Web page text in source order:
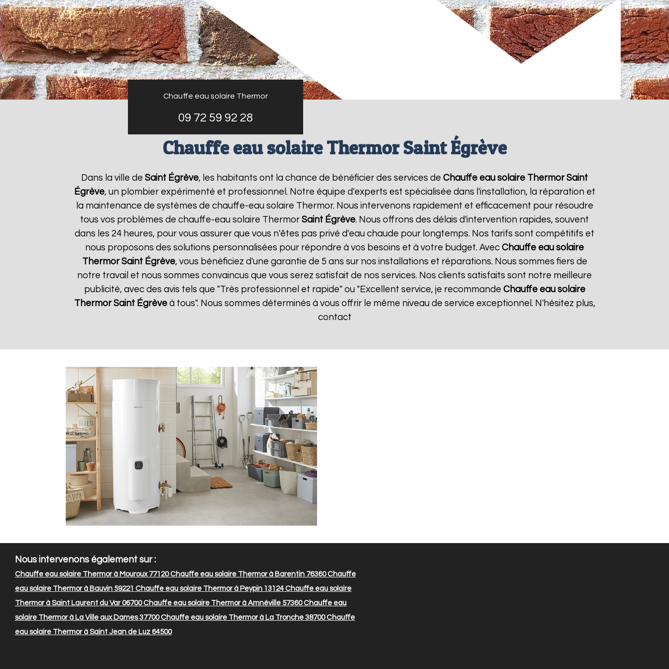
Chauffe eau solaire Thermor
09 72 59 92 28
Chauffe eau solaire Thermor Saint Égrève
Dans la ville de Saint Égrève, les habitants ont la chance de bénéficier des services de Chauffe eau solaire Thermor Saint
Égrève, un plombier expérimenté et professionnel. Notre équipe d'experts est spécialisée dans l'installation, la réparation et
la maintenance de systèmes de chauffe-eau solaire Thermor. Nous intervenons rapidement et efficacement pour résoudre
tous vos problèmes de chauffe-eau solaire Thermor Saint Égrève. Nous offrons des délais d'intervention rapides, souvent
dans les 24 heures, pour vous assurer que vous n'êtes pas privé d'eau chaude pour longtemps. Nos tarifs sont compétitifs et
nous proposons des solutions personnalisées pour répondre à vos besoins et à votre budget. Avec Chauffe eau solaire
Thermor Saint Égrève, vous bénéficiez d'une garantie de 5 ans sur nos installations et réparations. Nous sommes fiers de
notre travail et nous sommes convaincus que vous serez satisfait de nos services. Nos clients satisfaits sont notre meilleure
publicité, avec des avis tels que "Très professionnel et rapide" ou "Excellent service, je recommande Chauffe eau solaire
Thermor Saint Égrèveà tous". Nous sommes déterminés à vous offrir le même niveau de service exceptionnel. N'hésitez plus,
contact
Nous intervenons également sur :
Chauffe eau solaire Thermor à Mouroux 77120Chauffe eau solaire Thermor à Barentin 76360Chauffe
eau solaire Thermor à Bauvin 59221 Chauffe eau solaire Thermor à Peypin 13124 Chauffe eau solaire
Thermor à Saint Laurent du Var 06700Chauffe eau solaire Thermor à Amnéville 57360Chauffe eau
solaire Thermor à La Ville aux Dames 37700Chauffe eau solaire Thermor à La Tronche 38700Chauffe
eau solaire Thermor à Saint Jean de Luz 64500